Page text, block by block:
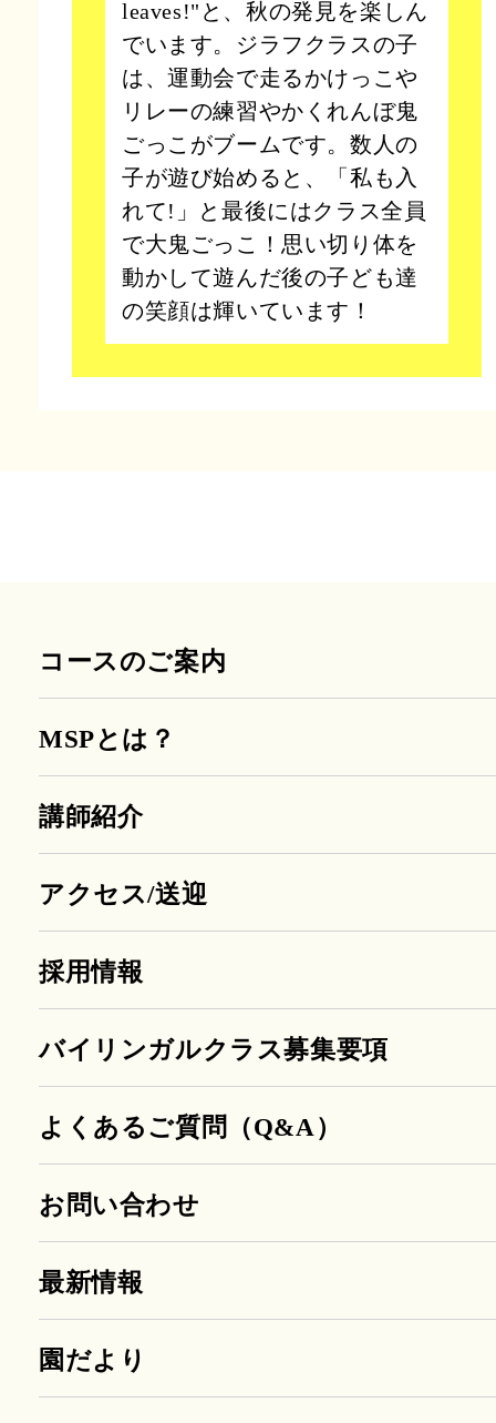
leaves!"と、秋の発見を楽しん
でいます。ジラフクラスの子
は、運動会で走るかけっこや
リレーの練習やかくれんぼ鬼
ごっこがブームです。数人の
子が遊び始めると、「私も入
れて!」と最後にはクラス全員
で大鬼ごっこ！思い切り体を
動かして遊んだ後の子ども達
の笑顔は輝いています！
コースのご案内
MSPとは？
講師紹介
アクセス/送迎
採用情報
バイリンガルクラス募集要項
よくあるご質問（Q&A）
お問い合わせ
最新情報
園だより